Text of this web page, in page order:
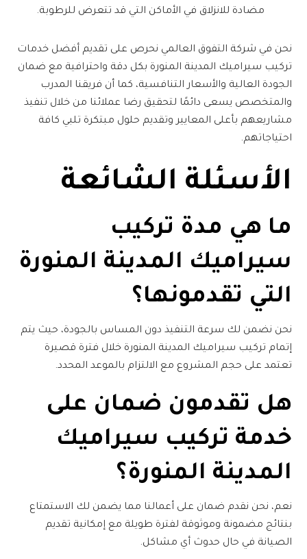
مضادة للانزلاق في الأماكن التي قد تتعرض للرطوبة.
نحن في شركة التفوق العالمي نحرص على تقديم أفضل خدمات
تركيب سيراميك المدينة المنورة بكل دقة واحترافية مع ضمان
الجودة العالية والأسعار التنافسية، كما أن فريقنا المدرب
والمتخصص يسعى دائمًا لتحقيق رضا عملائنا من خلال تنفيذ
مشاريعهم بأعلى المعايير وتقديم حلول مبتكرة تلبي كافة
احتياجاتهم.
الأسئلة الشائعة
ما هي مدة تركيب
سيراميك المدينة المنورة
التي تقدمونها؟
نحن نضمن لك سرعة التنفيذ دون المساس بالجودة، حيث يتم
إتمام تركيب سيراميك المدينة المنورة خلال فترة قصيرة
تعتمد على حجم المشروع مع الالتزام بالموعد المحدد.
هل تقدمون ضمان على
خدمة تركيب سيراميك
المدينة المنورة؟
نعم، نحن نقدم ضمان على أعمالنا مما يضمن لك الاستمتاع
بنتائج مضمونة وموثوقة لفترة طويلة مع إمكانية تقديم
الصيانة في حال حدوث أي مشاكل.